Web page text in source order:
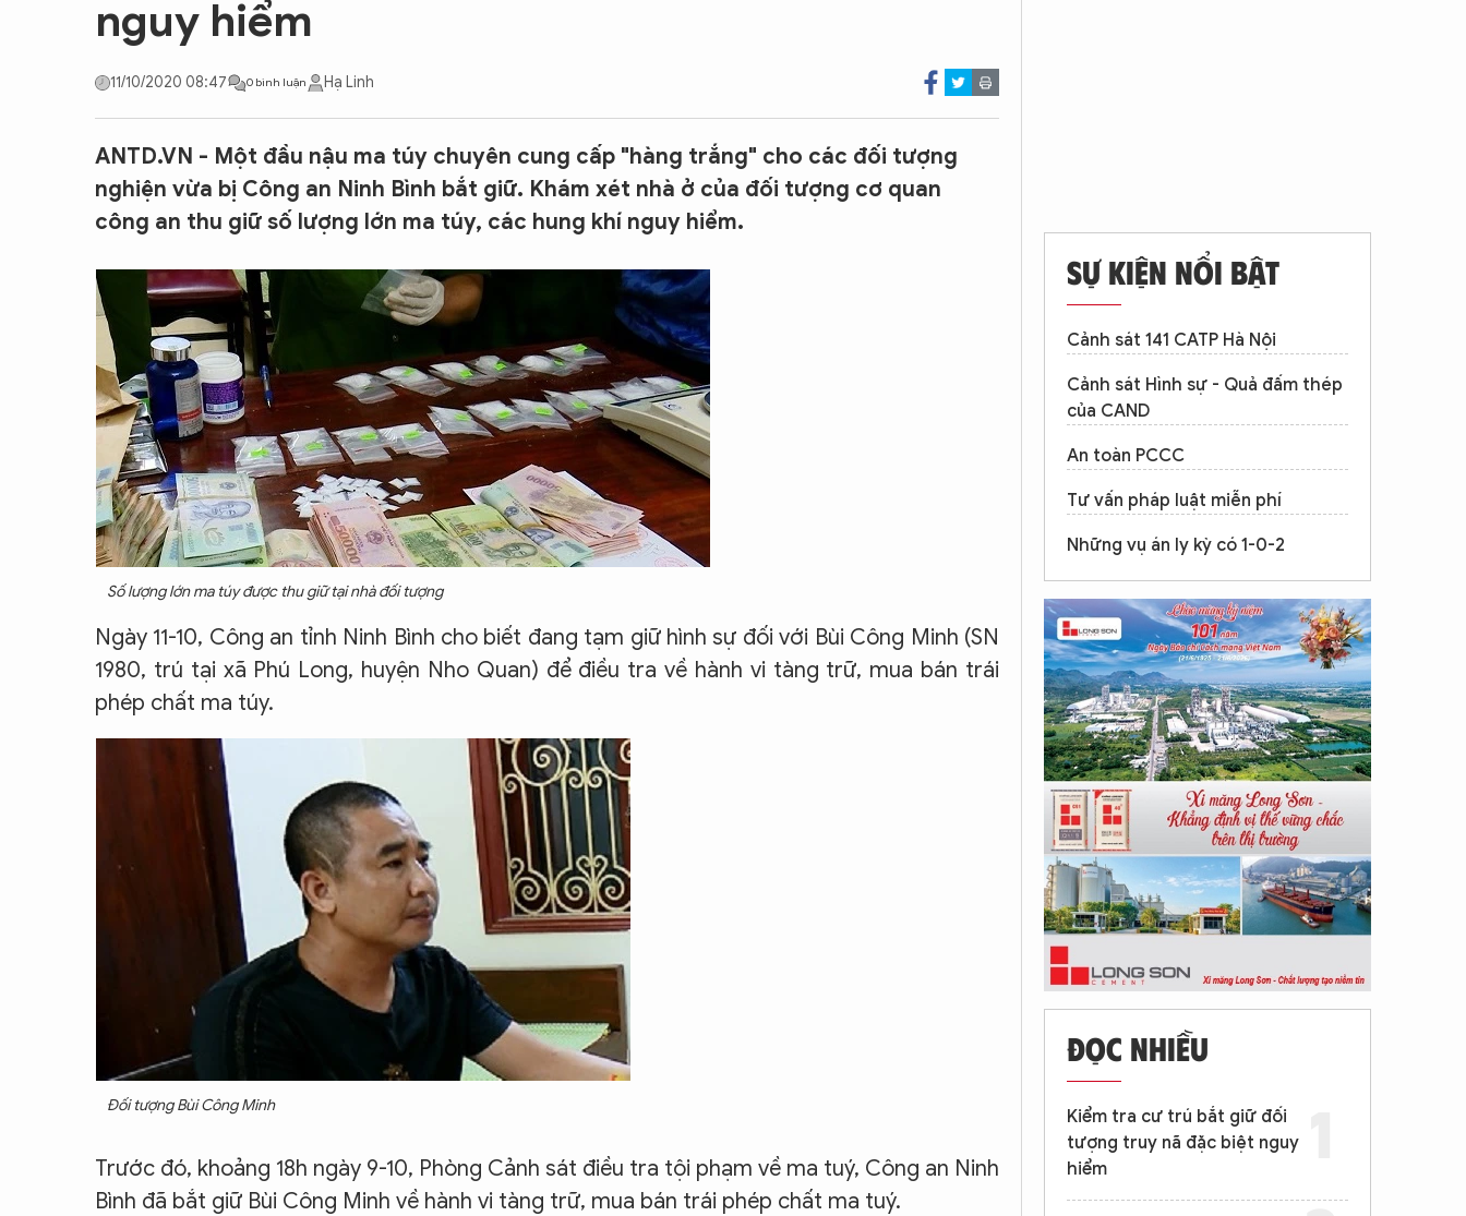
CON ĐƯỜNG KHỞI NGHIỆP
nguy hiểm
11/10/2020 08:47 0 bình luận Hạ Linh
ANTD.VN - Một đầu nậu ma túy chuyên cung cấp "hàng trắng" cho các đối tượng
nghiện vừa bị Công an Ninh Bình bắt giữ. Khám xét nhà ở của đối tượng cơ quan
công an thu giữ số lượng lớn ma túy, các hung khí nguy hiểm.
Số lượng lớn ma túy được thu giữ tại nhà đối tượng
Ngày 11-10, Công an tỉnh Ninh Bình cho biết đang tạm giữ hình sự đối với Bùi Công Minh (SN
1980, trú tại xã Phú Long, huyện Nho Quan) để điều tra về hành vi tàng trữ, mua bán trái
phép chất ma túy.
Đối tượng Bùi Công Minh
Trước đó, khoảng 18h ngày 9-10, Phòng Cảnh sát điều tra tội phạm về ma tuý, Công an Ninh
Bình đã bắt giữ Bùi Công Minh về hành vi tàng trữ, mua bán trái phép chất ma tuý.
SỰ KIỆN NỔI BẬT
Cảnh sát 141 CATP Hà Nội
Cảnh sát Hình sự - Quả đấm thép
của CAND
An toàn PCCC
Tư vấn pháp luật miễn phí
Những vụ án ly kỳ có 1-0-2
ĐỌC NHIỀU
Kiểm tra cư trú bắt giữ đối
tượng truy nã đặc biệt nguy
hiểm